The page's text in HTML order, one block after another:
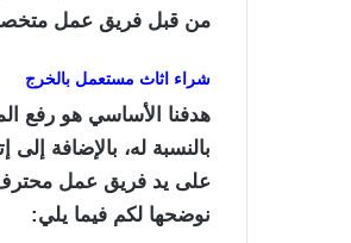
من قبل فريق عمل متخصص
شراء اثاث مستعمل بالخرج
هدفنا الأساسي هو رفع
بالنسبة له، بالإضافة
على يد فريق عمل محترف
نوضحها لكم فيما يلي: